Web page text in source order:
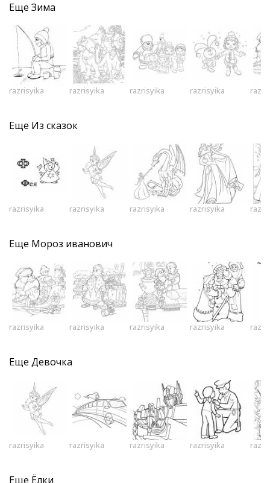
Еще Зима
razrisyika razrisyika razrisyika razrisyika
Еще Из сказок
razrisyika razrisyika razrisyika razrisyika
Еще Мороз иванович
razrisyika razrisyika razrisyika razrisyika
Еще Девочка
razrisyika razrisyika razrisyika razrisyika
Еще Ёлки